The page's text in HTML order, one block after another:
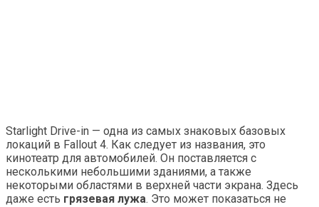
Starlight Drive-in — одна из самых знаковых базовых
локаций в Fallout 4. Как следует из названия, это
кинотеатр для автомобилей. Он поставляется с
несколькими небольшими зданиями, а также
некоторыми областями в верхней части экрана. Здесь
даже есть грязевая лужа. Это может показаться не